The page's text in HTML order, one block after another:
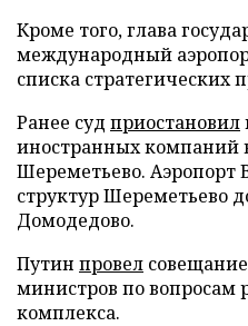
Кроме того, глава
международный
списка стратегических
Ранее суд приостановил
иностранных компаний
Шереметьево. Аэропорт
структур Шереметьево
Домодедово.
Путин провел
министров по вопросам
комплекса.